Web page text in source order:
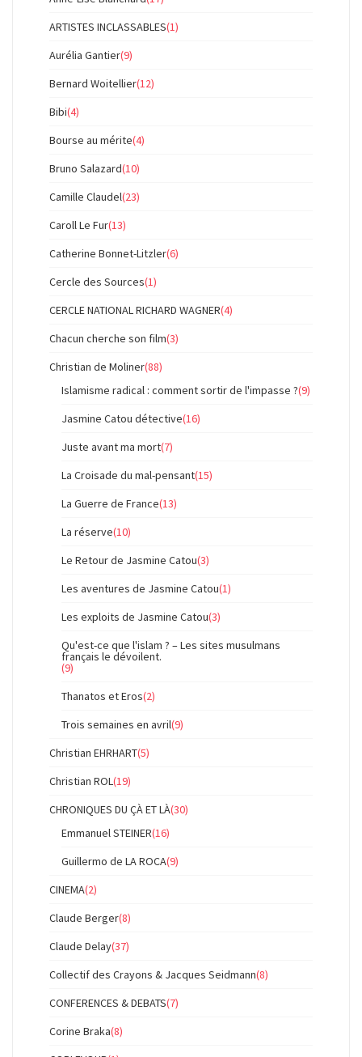
ARTISTES INCLASSABLES(1)
Aurélia Gantier(9)
Bernard Woitellier(12)
Bibi(4)
Bourse au mérite(4)
Bruno Salazard(10)
Camille Claudel(23)
Caroll Le Fur(13)
Catherine Bonnet-Litzler(6)
Cercle des Sources(1)
CERCLE NATIONAL RICHARD WAGNER(4)
Chacun cherche son film(3)
Christian de Moliner(88)
Islamisme radical : comment sortir de l'impasse ?(9)
Jasmine Catou détective(16)
Juste avant ma mort(7)
La Croisade du mal-pensant(15)
La Guerre de France(13)
La réserve(10)
Le Retour de Jasmine Catou(3)
Les aventures de Jasmine Catou(1)
Les exploits de Jasmine Catou(3)
Qu'est-ce que l'islam ? – Les sites musulmans
français le dévoilent.
(9)
Thanatos et Eros(2)
Trois semaines en avril(9)
Christian EHRHART(5)
Christian ROL(19)
CHRONIQUES DU ÇÀ ET LÀ(30)
Emmanuel STEINER(16)
Guillermo de LA ROCA(9)
CINEMA(2)
Claude Berger(8)
Claude Delay(37)
Collectif des Crayons & Jacques Seidmann(8)
CONFERENCES & DEBATS(7)
Corine Braka(8)